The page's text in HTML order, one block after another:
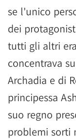
se l'unico
dei
tutti gli altri
concentrava
Archadia e di
principessa
suo regno
problemi sorti